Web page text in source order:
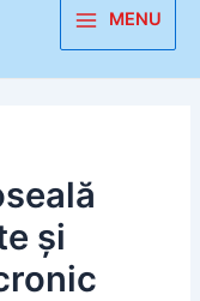
Main
MENU
și